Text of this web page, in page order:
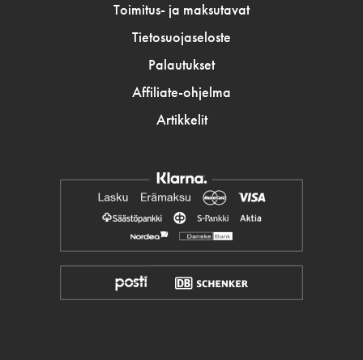
Toimitus- ja maksutavat
Tietosuojaseloste
Palautukset
Affiliate-ohjelma
Artikkelit